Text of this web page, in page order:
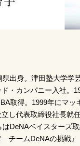
県出身。津田塾大学学
・カンパニー入社。
取得。1999年にマ
し代表取締役社長就
はDeNAベイスターズ
チームDeNAの挑戦